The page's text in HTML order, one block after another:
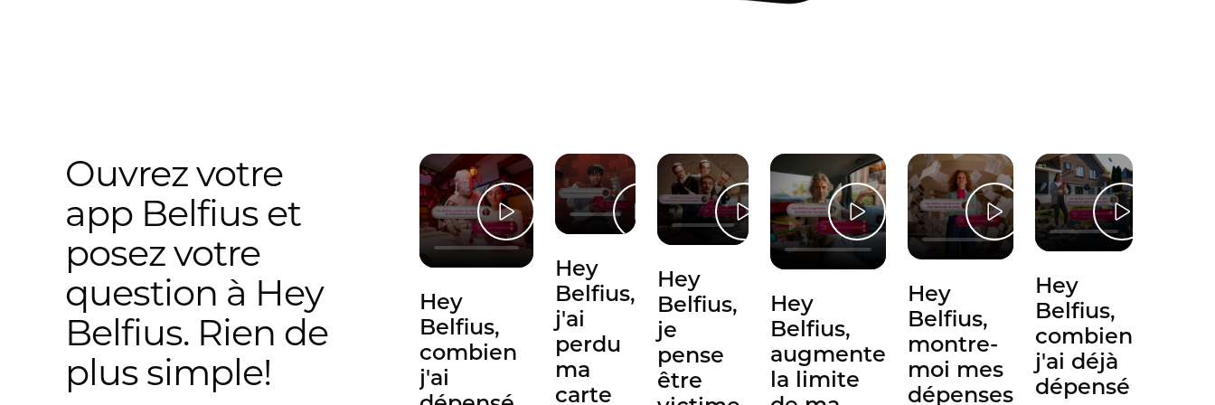
Ouvrez votre
app Belfius et
posez votre
question à Hey
Belfius. Rien de
plus simple!
Hey
Belfius,
combien
j'ai
Hey
Belfius,
j'ai
perdu
ma
carte
Hey
Belfius,
je
pense
être
Hey
Belfius,
augmente
la limite
Hey
Belfius,
montre-
moi mes
dépenses
Hey
Belfius,
combien
j'ai déjà
dépensé